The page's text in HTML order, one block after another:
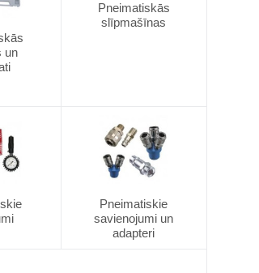
un
Pneimatiskās
slīpmašīnas
Pneimatiskie
savienojumi un
adapteri